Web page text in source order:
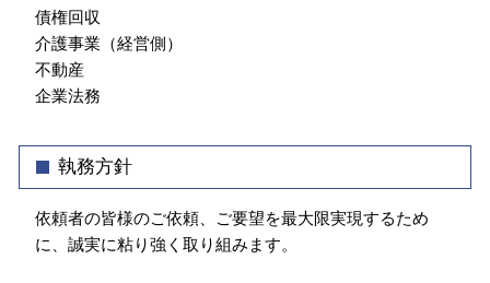
企業法務 弁護士 相談 神楽坂
債権回収
介護事業（経営側）
不動産
企業法務
執務方針
依頼者の皆様のご依頼、ご要望を最大限実現するため
に、誠実に粘り強く取り組みます。